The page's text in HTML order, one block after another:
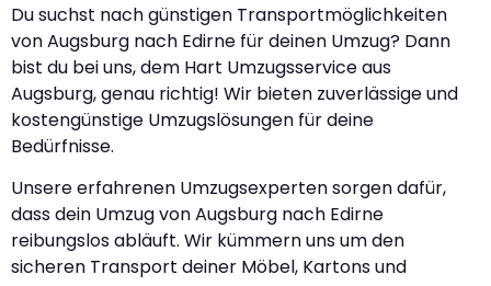
Du suchst nach günstigen Transportmöglichkeiten
von Augsburg nach Edirne für deinen Umzug? Dann
bist du bei uns, dem Hart Umzugsservice aus
Augsburg, genau richtig! Wir bieten zuverlässige und
kostengünstige Umzugslösungen für deine
Bedürfnisse.
Unsere erfahrenen Umzugsexperten sorgen dafür,
dass dein Umzug von Augsburg nach Edirne
reibungslos abläuft. Wir kümmern uns um den
sicheren Transport deiner Möbel, Kartons und